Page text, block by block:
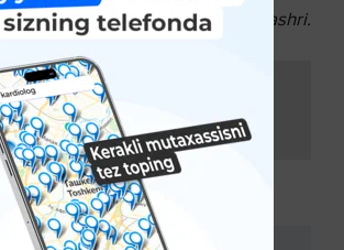
Hamdamova.Tib.islom.uz nashri.
Skolioz bo‘lgan qiz
homilador bo‘la oladimi?